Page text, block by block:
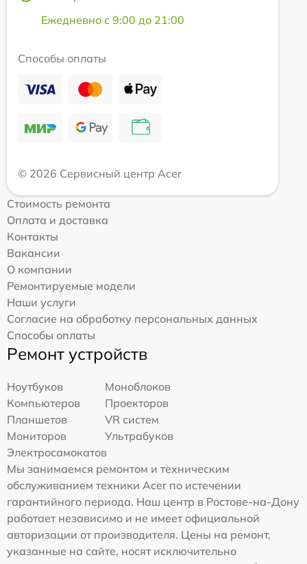
Ежедневно с 9:00 до 21:00
Способы оплаты
© 2026 Сервисный центр Acer
Стоимость ремонта
Оплата и доставка
Контакты
Вакансии
О компании
Ремонтируемые модели
Наши услуги
Согласие на обработку персональных данных
Способы оплаты
Ремонт устройств
Ноутбуков
Моноблоков
Компьютеров
Проекторов
Планшетов
VR систем
Мониторов
Ультрабуков
Электросамокатов
Мы занимаемся ремонтом и техническим
обслуживанием техники Acer по истечении
гарантийного периода. Наш центр в Ростове-на-Дону
работает независимо и не имеет официальной
авторизации от производителя. Цены на ремонт,
указанные на сайте, носят исключительно